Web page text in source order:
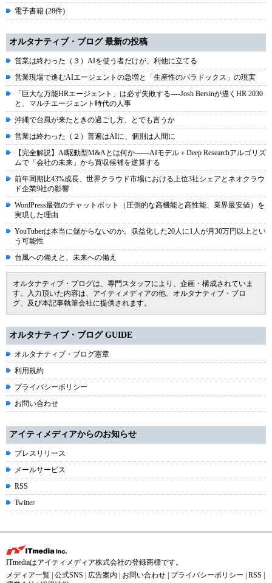
電子書籍 (28件)
オルタナティブ・ブログ 最新の投稿
営業は終わった（３）AIを使う者だけが、利他に立てる
営業現場で進むAIエージェントの急増と「生産性のパラドックス」の現実
「巨大な万能HRエージェント」は必ず失敗する----Josh Bersinが描くHR 2030
と、マルチエージェント時代の人事
沖縄で台風が来たときの過ごし方、とでも言うか
営業は終わった（２）普遍はAIに、個別は人間に
【完全解説】AI駆動型M&Aとは何か――AIモデル＋Deep Researchアルゴリズ
ムで「会社の未来」から買収候補を逆算する
前年同期比43%成長、世界クラウド市場における上位3社シェアとネオクラウ
ド企業9社の影響
WordPress最強のチャットボット（圧倒的な高機能と高性能、業界最安値）を
実現した理由
YouTuberは本当に儲からないのか。収益化した20人に1人が月30万円以上とい
う可能性
台風への備えと、未来への備え
オルタナティブ・ブログは、専門スタッフにより、企画・構成されていま
す。入力頂いた内容は、アイティメディアの他、オルタナティブ・ブロ
グ、及び本記事執筆会社に提供されます。
オルタナティブ・ブログ GUIDE
オルタナティブ・ブログ憲章
利用規約
プライバシーポリシー
お問い合わせ
アイティメディアからのお知らせ
プレスリリース
メールサービス
RSS
Twitter
ITmediaはアイティメディア株式会社の登録商標です。
メディア一覧 公式SNS 広告案内 お問い合わせ プライバシーポリシー RSS